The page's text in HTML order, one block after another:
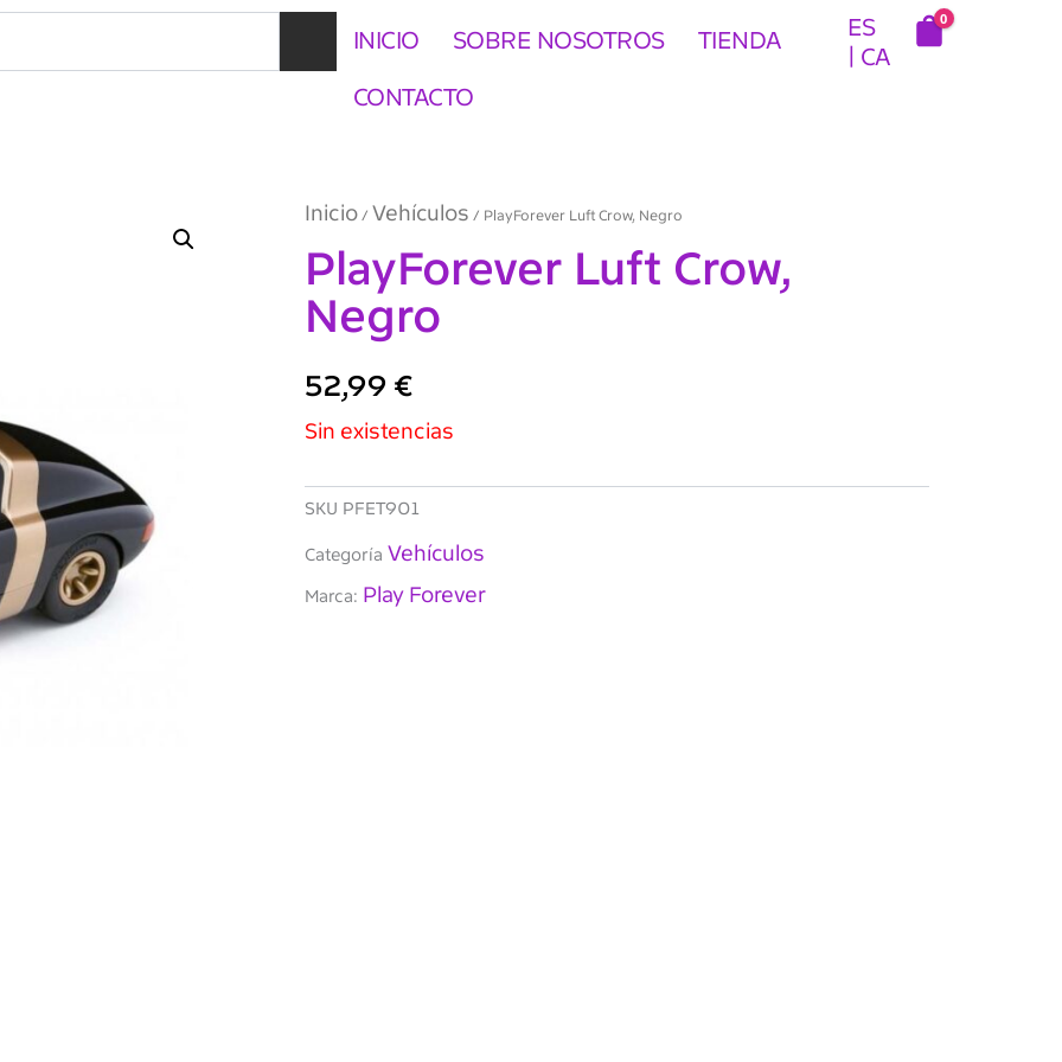
INICIO SOBRE NOSOTROS
TIENDA
CONTACTO
ES
CA
0
Inicio/ Vehículos / PlayForever Luft Crow, Negro
PlayForever Luft Crow,
Negro
52,99 €
Sin existencias
SKU PFET901
Categoría Vehículos
Marca: Play Forever